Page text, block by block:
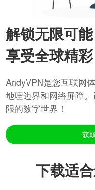
解锁无限可能
享受全球精彩
AndyVPN是您互联网
地理边界和网络屏障
限的数字世界！
获
下载适